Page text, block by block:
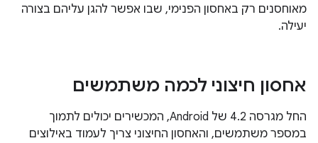
מאוחסנים רק באחסון הפנימי, שבו אפשר להגן עליהם בצורה
יעילה.
אחסון חיצוני לכמה משתמשים
החל מגרסה 4.2 של Android, המכשירים יכולים לתמוך
במספר משתמשים, והאחסון החיצוני צריך לעמוד באילוצים